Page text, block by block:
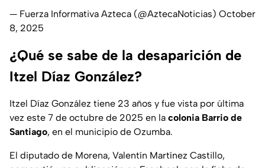
— Fuerza Informativa Azteca (@AztecaNoticias) October
8, 2025
¿Qué se sabe de la desaparición de
Itzel Díaz González?
Itzel Díaz González tiene 23 años y fue vista por última
vez este 7 de octubre de 2025 en la colonia Barrio de
Santiago, en el municipio de Ozumba.
El diputado de Morena, Valentín Martínez Castillo,